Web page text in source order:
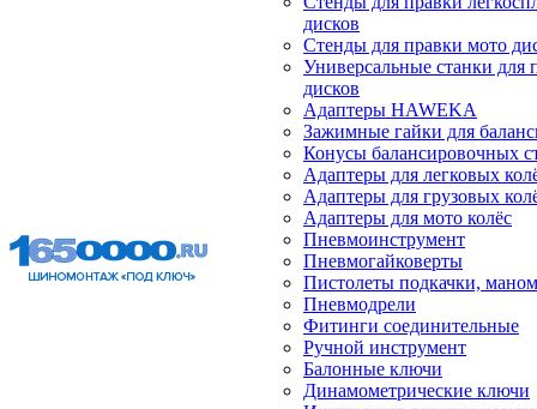
дисков
Стенды для правки мото
Универсальные станки для
дисков
Адаптеры HAWEKA
Зажимные гайки для
Конусы балансировочных
Адаптеры для легковых
Адаптеры для грузовых
Адаптеры для мото колёс
Пневмоинструмент
Пневмогайковерты
Пистолеты подкачки,
Пневмодрели
Фитинги соединительные
Ручной инструмент
Балонные ключи
Динамометрические ключи